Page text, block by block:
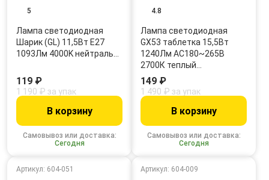
5
Лампа светодиодная
Шарик (GL) 11,5Вт E27
1093Лм 4000K нейтраль…
Самовывоз или доставка:
Сегодня
119 ₽
1 190 ₽ за упак
В корзину
4.8
Лампа светодиодная
GX53 таблетка 15,5Вт
1240Лм AC180~265В
2700К теплый…
Самовывоз или доставка:
Сегодня
149 ₽
1 490 ₽ за упак
В корзину
Артикул: 604-051 Артикул: 604-009